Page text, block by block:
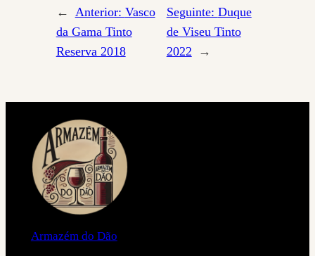
← Anterior: Vasco
da Gama Tinto
Reserva 2018
Seguinte: Duque
de Viseu Tinto
2022
→
Armazém do Dão